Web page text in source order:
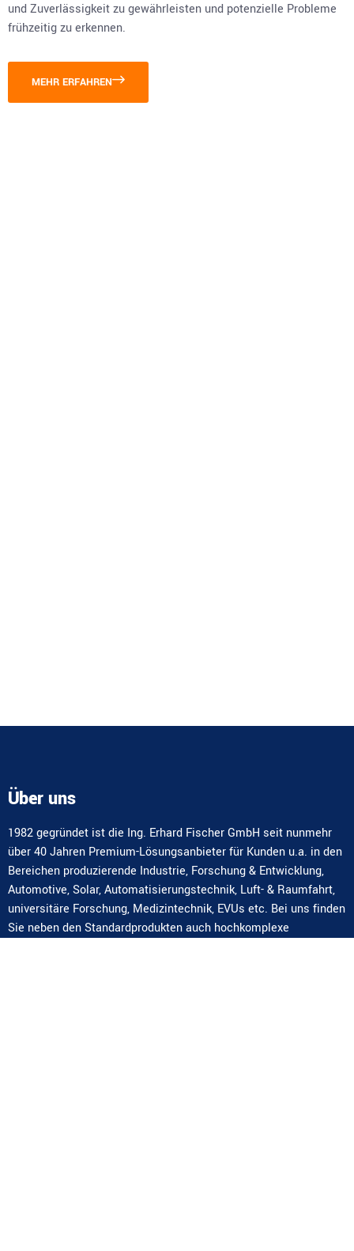
und Zuverlässigkeit zu gewährleisten und potenzielle Probleme
frühzeitig zu erkennen.
MEHR ERFAHREN
Über uns
1982 gegründet ist die Ing. Erhard Fischer GmbH seit nunmehr
über 40 Jahren Premium-Lösungsanbieter für Kunden u.a. in den
Bereichen produzierende Industrie, Forschung & Entwicklung,
Automotive, Solar, Automatisierungstechnik, Luft- & Raumfahrt,
universitäre Forschung, Medizintechnik, EVUs etc. Bei uns finden
Sie neben den Standardprodukten auch hochkomplexe